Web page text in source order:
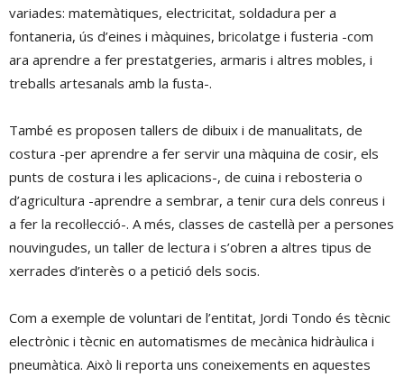
variades: matemàtiques, electricitat, soldadura per a
fontaneria, ús d’eines i màquines, bricolatge i fusteria -com
ara aprendre a fer prestatgeries, armaris i altres mobles, i
treballs artesanals amb la fusta-.
També es proposen tallers de dibuix i de manualitats, de
costura -per aprendre a fer servir una màquina de cosir, els
punts de costura i les aplicacions-, de cuina i rebosteria o
d’agricultura -aprendre a sembrar, a tenir cura dels conreus i
a fer la recol·lecció-. A més, classes de castellà per a persones
nouvingudes, un taller de lectura i s’obren a altres tipus de
xerrades d’interès o a petició dels socis.
Com a exemple de voluntari de l’entitat, Jordi Tondo és tècnic
electrònic i tècnic en automatismes de mecànica hidràulica i
pneumàtica. Això li reporta uns coneixements en aquestes